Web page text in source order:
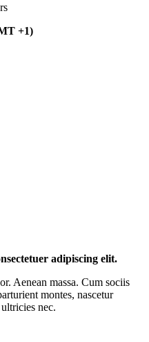
+1)
adipiscing elit.
Aenean massa. Cum sociis
montes, nascetur
nec.